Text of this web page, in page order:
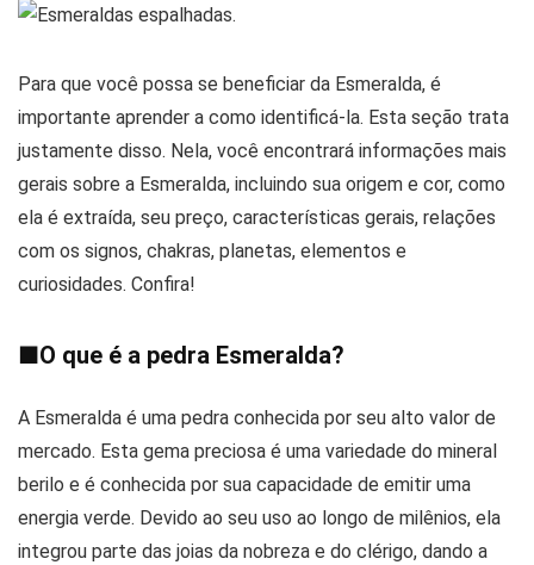
Para que você possa se beneficiar da Esmeralda, é
importante aprender a como identificá-la. Esta seção trata
justamente disso. Nela, você encontrará informações mais
gerais sobre a Esmeralda, incluindo sua origem e cor, como
ela é extraída, seu preço, características gerais, relações
com os signos, chakras, planetas, elementos e
curiosidades. Confira!
■O que é a pedra Esmeralda?
A Esmeralda é uma pedra conhecida por seu alto valor de
mercado. Esta gema preciosa é uma variedade do mineral
berilo e é conhecida por sua capacidade de emitir uma
energia verde. Devido ao seu uso ao longo de milênios, ela
integrou parte das joias da nobreza e do clérigo, dando a